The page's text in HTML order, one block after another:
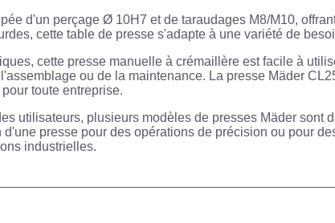
d'un perçage Ø 10H7 et de taraudages M8/M10,
cette table de presse s'adapte à une variété de
cette presse manuelle à crémaillère est facile à
ou de la maintenance. La presse Mäder
toute entreprise.
utilisateurs, plusieurs modèles de presses Mäder
presse pour des opérations de précision ou pour
industrielles.